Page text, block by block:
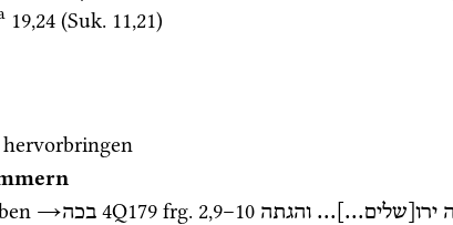
19,24 (Suk. 11,21)
→בכה 4Q179 frg. 2,9–10 ירו[שלים...]... והגתה